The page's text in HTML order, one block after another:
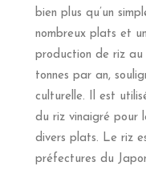
bien plus qu’un
nombreux plats et
production de riz au
tonnes par an,
culturelle. Il est
du riz vinaigré pour
divers plats. Le riz
préfectures du